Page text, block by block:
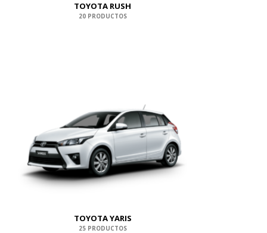
TOYOTA RUSH
20 PRODUCTOS
TOYOTA YARIS
25 PRODUCTOS